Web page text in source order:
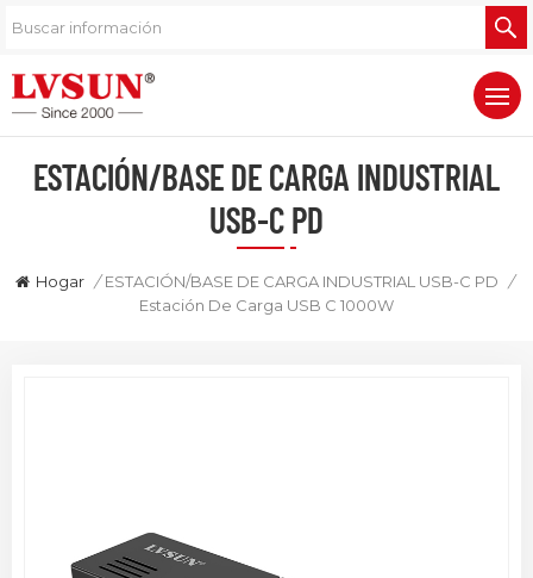
ESTACIÓN/BASE DE CARGA INDUSTRIAL
USB-C PD
Hogar / ESTACIÓN/BASE DE CARGA INDUSTRIAL USB-C PD
/
Estación De Carga USB C 1000W